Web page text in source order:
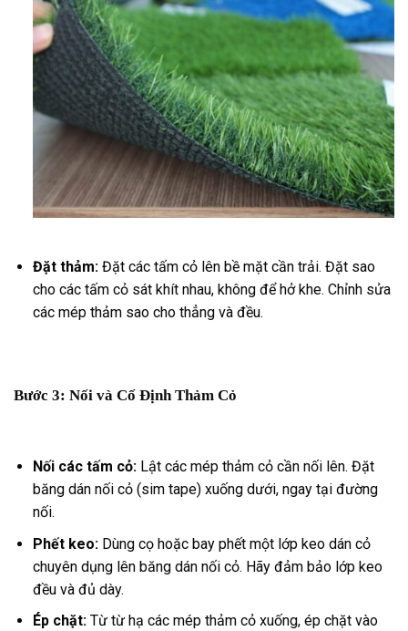
Đặt thảm:Đặt các tấm cỏ lên bề mặt cần trải. Đặt sao
cho các tấm cỏ sát khít nhau, không để hở khe. Chỉnh sửa
các mép thảm sao cho thẳng và đều.
Bước 3: Nối và Cố Định Thảm Cỏ
Nối các tấm cỏ:Lật các mép thảm cỏ cần nối lên. Đặt
băng dán nối cỏ (sim tape) xuống dưới, ngay tại đường
nối.
Phết keo:Dùng cọ hoặc bay phết một lớp keo dán cỏ
chuyên dụng lên băng dán nối cỏ. Hãy đảm bảo lớp keo
đều và đủ dày.
Ép chặt:Từ từ hạ các mép thảm cỏ xuống, ép chặt vào